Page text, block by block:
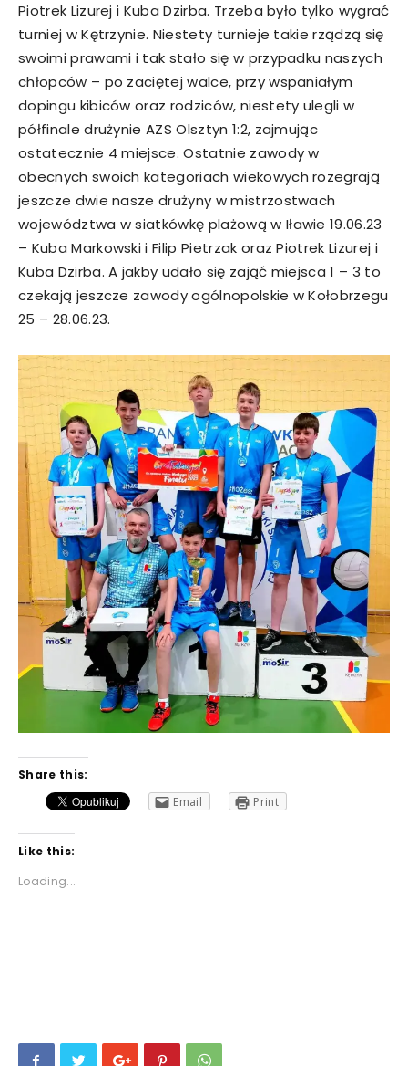
Piotrek Lizurej i Kuba Dzirba. Trzeba było tylko wygrać
turniej w Kętrzynie. Niestety turnieje takie rządzą się
swoimi prawami i tak stało się w przypadku naszych
chłopców – po zaciętej walce, przy wspaniałym
dopingu kibiców oraz rodziców, niestety ulegli w
półfinale drużynie AZS Olsztyn 1:2, zajmując
ostatecznie 4 miejsce. Ostatnie zawody w
obecnych swoich kategoriach wiekowych rozegrają
jeszcze dwie nasze drużyny w mistrzostwach
województwa w siatkówkę plażową w Iławie 19.06.23
– Kuba Markowski i Filip Pietrzak oraz Piotrek Lizurej i
Kuba Dzirba. A jakby udało się zająć miejsca 1 – 3 to
czekają jeszcze zawody ogólnopolskie w Kołobrzegu
25 – 28.06.23.
Share this:
Email
Print
Like this:
Loading...